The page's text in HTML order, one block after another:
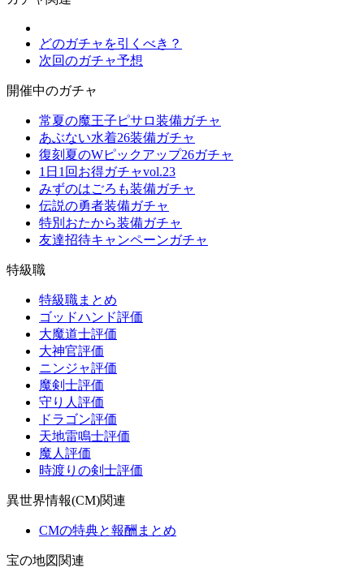
どのガチャを引くべき？
次回のガチャ予想
開催中のガチャ
常夏の魔王子ピサロ装備ガチャ
あぶない水着26装備ガチャ
復刻夏のWピックアップ26ガチャ
1日1回お得ガチャvol.23
みずのはごろも装備ガチャ
伝説の勇者装備ガチャ
特別おたから装備ガチャ
友達招待キャンペーンガチャ
特級職
特級職まとめ
ゴッドハンド評価
大魔道士評価
大神官評価
ニンジャ評価
魔剣士評価
守り人評価
ドラゴン評価
天地雷鳴士評価
魔人評価
時渡りの剣士評価
異世界情報(CM)関連
CMの特典と報酬まとめ
宝の地図関連